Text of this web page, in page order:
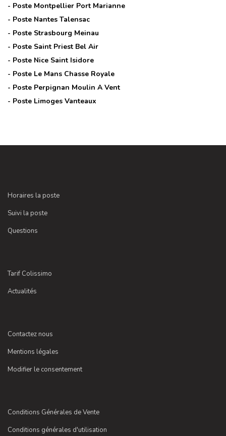
- Poste Montpellier Port Marianne
- Poste Nantes Talensac
- Poste Strasbourg Meinau
- Poste Saint Priest Bel Air
- Poste Nice Saint Isidore
- Poste Le Mans Chasse Royale
- Poste Perpignan Moulin A Vent
- Poste Limoges Vanteaux
Horaires la poste
Suivi la poste
Questions
Tarif Colissimo
Actualités
Contactez nous
Mentions légales
Modifier le consentement
Conditions Générales de Vente
Conditions générales d'utilisation